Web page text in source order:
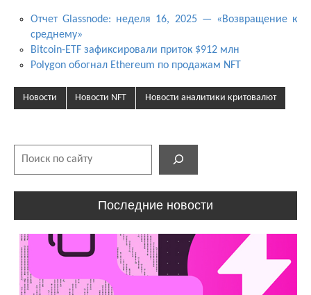
Отчет Glassnode: неделя 16, 2025 — «Возвращение к
среднему»
Bitcoin-ETF зафиксировали приток $912 млн
Polygon обогнал Ethereum по продажам NFT
Новости Новости NFT Новости аналитики критовалют
Последние новости